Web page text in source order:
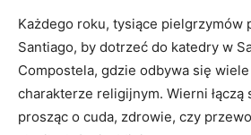
Każdego roku, tysiące pielgrzymów
Santiago, by dotrzeć do katedry w
Compostela, gdzie odbywa się
charakterze religijnym. Wierni łączą
prosząc o cuda, zdrowie, czy